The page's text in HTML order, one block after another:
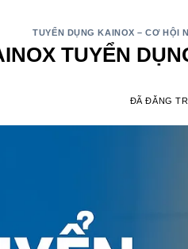
TUYỂN DỤNG KAINOX – CƠ HỘI
TUYỂN
ĐÃ ĐĂNG